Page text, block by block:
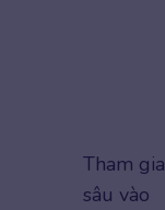
Tham gia
sâu vào